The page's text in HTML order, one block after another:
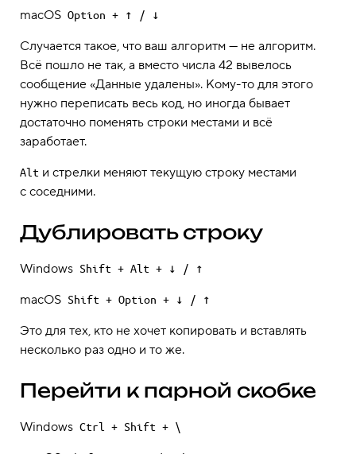
macOS Option + ↑ / ↓
Случается такое, что ваш алгоритм — не алгоритм.
Всё пошло не так, а вместо числа 42 вывелось
сообщение «Данные удалены». Кому-то для этого
нужно переписать весь код, но иногда бывает
достаточно поменять строки местами и всё
заработает.
Alt и стрелки меняют текущую строку местами
с соседними.
Дублировать строку
Windows Shift + Alt + ↓ / ↑
macOS Shift + Option + ↓ / ↑
Это для тех, кто не хочет копировать и вставлять
несколько раз одно и то же.
Перейти к парной скобке
Windows Ctrl + Shift + \